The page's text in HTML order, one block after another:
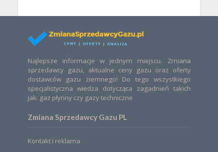
Najlepsze informacje w jednym miejscu. Zmiana
sprzedawcy gazu, aktualne ceny gazu oraz oferty
dostawców gazu ziemnego! Do tego wszystkiego
specjalistyczna wiedza dotycząca zagadnień takich
jak: gaz płynny czy gazy techniczne
Zmiana Sprzedawcy Gazu PL
Kontakt i reklama